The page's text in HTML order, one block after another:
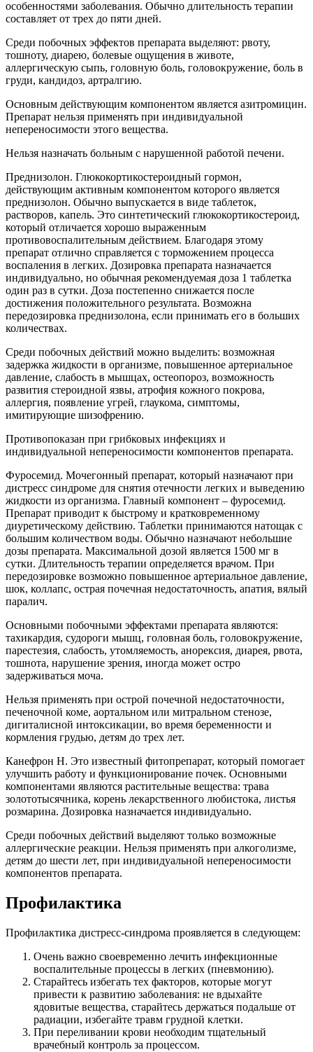
особенностями заболевания. Обычно длительность терапии
составляет от трех до пяти дней.
Среди побочных эффектов препарата выделяют: рвоту,
тошноту, диарею, болевые ощущения в животе,
аллергическую сыпь, головную боль, головокружение, боль в
груди, кандидоз, артралгию.
Основным действующим компонентом является азитромицин.
Препарат нельзя применять при индивидуальной
непереносимости этого вещества.
Нельзя назначать больным с нарушенной работой печени.
Преднизолон. Глюкокортикостероидный гормон,
действующим активным компонентом которого является
преднизолон. Обычно выпускается в виде таблеток,
растворов, капель. Это синтетический глюкокортикостероид,
который отличается хорошо выраженным
противовоспалительным действием. Благодаря этому
препарат отлично справляется с торможением процесса
воспаления в легких. Дозировка препарата назначается
индивидуально, но обычная рекомендуемая доза 1 таблетка
один раз в сутки. Доза постепенно снижается после
достижения положительного результата. Возможна
передозировка преднизолона, если принимать его в больших
количествах.
Среди побочных действий можно выделить: возможная
задержка жидкости в организме, повышенное артериальное
давление, слабость в мышцах, остеопороз, возможность
развития стероидной язвы, атрофия кожного покрова,
аллергия, появление угрей, глаукома, симптомы,
имитирующие шизофрению.
Противопоказан при грибковых инфекциях и
индивидуальной непереносимости компонентов препарата.
Фуросемид. Мочегонный препарат, который назначают при
дистресс синдроме для снятия отечности легких и выведению
жидкости из организма. Главный компонент – фуросемид.
Препарат приводит к быстрому и кратковременному
диуретическому действию. Таблетки принимаются натощак с
большим количеством воды. Обычно назначают небольшие
дозы препарата. Максимальной дозой является 1500 мг в
сутки. Длительность терапии определяется врачом. При
передозировке возможно повышенное артериальное давление,
шок, коллапс, острая почечная недостаточность, апатия, вялый
паралич.
Основными побочными эффектами препарата являются:
тахикардия, судороги мышц, головная боль, головокружение,
парестезия, слабость, утомляемость, анорексия, диарея, рвота,
тошнота, нарушение зрения, иногда может остро
задерживаться моча.
Нельзя применять при острой почечной недостаточности,
печеночной коме, аортальном или митральном стенозе,
дигиталисной интоксикации, во время беременности и
кормления грудью, детям до трех лет.
Канефрон Н. Это известный фитопрепарат, который помогает
улучшить работу и функционирование почек. Основными
компонентами являются растительные вещества: трава
золототысячника, корень лекарственного любистока, листья
розмарина. Дозировка назначается индивидуально.
Среди побочных действий выделяют только возможные
аллергические реакции. Нельзя применять при алкоголизме,
детям до шести лет, при индивидуальной непереносимости
компонентов препарата.
Профилактика
Профилактика дистресс-синдрома проявляется в следующем:
Очень важно своевременно лечить инфекционные
воспалительные процессы в легких (пневмонию).
Старайтесь избегать тех факторов, которые могут
привести к развитию заболевания: не вдыхайте
ядовитые вещества, старайтесь держаться подальше от
радиации, избегайте травм грудной клетки.
При переливании крови необходим тщательный
врачебный контроль за процессом.